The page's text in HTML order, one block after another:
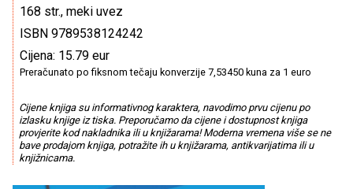
168 str., meki uvez
ISBN 9789538124242
Cijena: 15.79 eur
Preračunato po fiksnom tečaju konverzije 7,53450 kuna za 1 euro
Cijene knjiga su informativnog karaktera, navodimo prvu cijenu po
izlasku knjige iz tiska. Preporučamo da cijene i dostupnost knjiga
provjerite kod nakladnika ili u knjižarama! Moderna vremena više se ne
bave prodajom knjiga, potražite ih u knjižarama, antikvarijatima ili u
knjižnicama.